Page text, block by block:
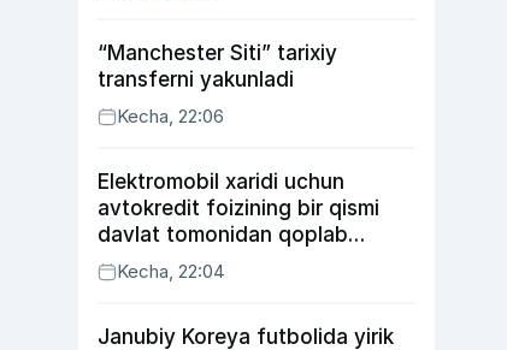
“Manchester Siti” tarixiy
transferni yakunladi
Kecha, 22:06
Elektromobil xaridi uchun
avtokredit foizining bir qismi
davlat tomonidan qoplab
berilishi mumkin
Kecha, 22:04
Janubiy Koreya futbolida yirik